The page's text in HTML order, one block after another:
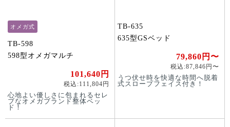
オメガ式
TB-598
598型オメガマルチ
101,640円
税込:111,804円
心地よい優しさに包まれるセレ
ブなオメガブランド整体ベッ
ド！
TB-635
635型GSベッド
79,860円〜
税込:87,846円〜
うつ伏せ時を快適な時間へ脱着
式スロープフェイス付き！